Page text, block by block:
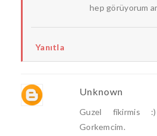
hep görüyorum
Yanıtla
Unknown
Guzel fikirmis
Gorkemcim.